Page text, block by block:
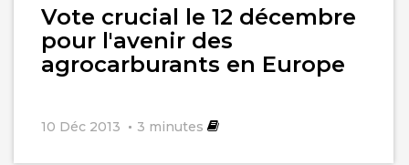
Vote crucial le 12 décembre
pour l'avenir des
agrocarburants en Europe
10 Déc 2013 3 minutes